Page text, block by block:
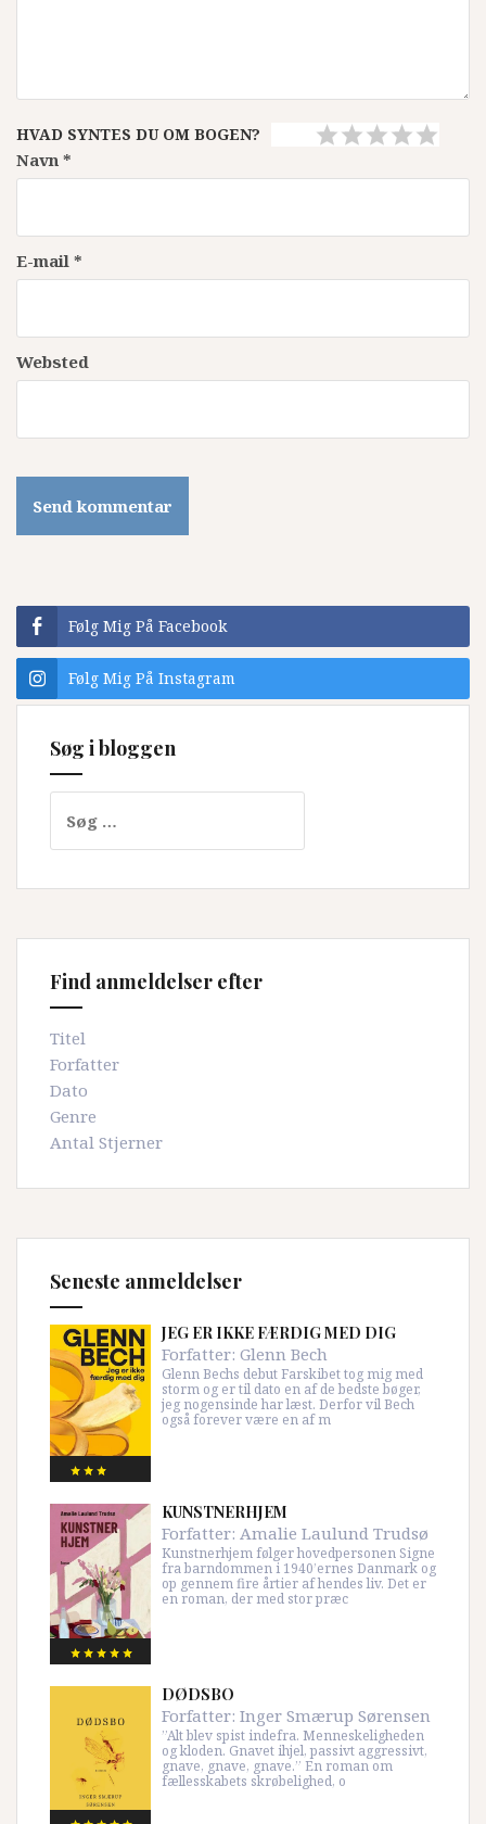
HVAD SYNTES DU OM BOGEN?
Navn *
E-mail *
Websted
Følg Mig På Facebook
Følg Mig På Instagram
Søg i bloggen
efter:
Find anmeldelser efter
Titel
Forfatter
Dato
Genre
Antal Stjerner
Seneste anmeldelser
JEG ER IKKE FÆRDIG MED DIG
Forfatter: Glenn Bech
Glenn Bechs debut Farskibet tog mig med
storm og er til dato en af de bedste bøger,
jeg nogensinde har læst. Derfor vil Bech
også forever være en af m
KUNSTNERHJEM
Forfatter: Amalie Laulund Trudsø
Kunstnerhjem følger hovedpersonen Signe
fra barndommen i 1940’ernes Danmark og
op gennem fire årtier af hendes liv. Det er
en roman, der med stor præc
DØDSBO
Forfatter: Inger Smærup Sørensen
”Alt blev spist indefra. Menneskeligheden
og kloden. Gnavet ihjel, passivt aggressivt,
gnave, gnave, gnave.” En roman om
fællesskabets skrøbelighed, o